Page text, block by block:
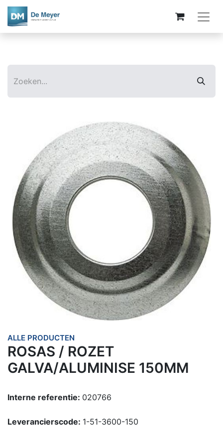
ALLE PRODUCTEN
ROSAS / ROZET
GALVA/ALUMINISE 150MM
Interne referentie: 020766
Leverancierscode: 1-51-3600-150